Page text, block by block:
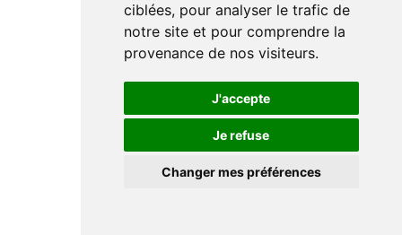
ciblées, pour analyser le trafic de
notre site et pour comprendre la
provenance de nos visiteurs.
J'accepte
Je refuse
Changer mes préférences